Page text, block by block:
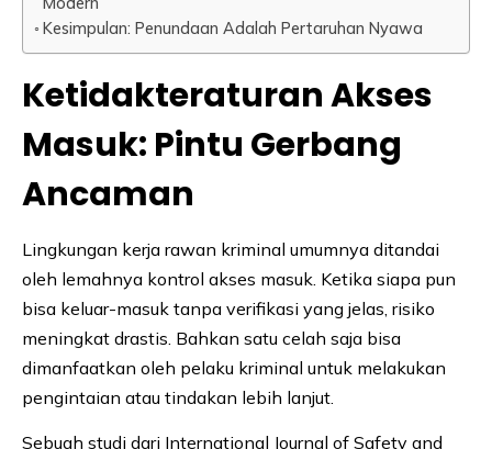
Kesimpulan: Penundaan Adalah Pertaruhan Nyawa
Ketidakteraturan Akses
Masuk: Pintu Gerbang
Ancaman
Lingkungan kerja rawan kriminal umumnya ditandai
oleh lemahnya kontrol akses masuk. Ketika siapa pun
bisa keluar-masuk tanpa verifikasi yang jelas, risiko
meningkat drastis. Bahkan satu celah saja bisa
dimanfaatkan oleh pelaku kriminal untuk melakukan
pengintaian atau tindakan lebih lanjut.
Sebuah studi dari International Journal of Safety and